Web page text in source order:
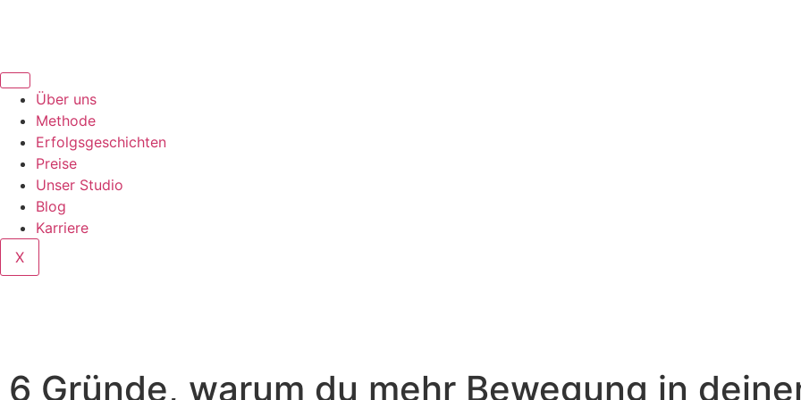
Über uns
Methode
Erfolgsgeschichten
Preise
Unser Studio
Blog
Karriere
X
6 Gründe, warum du mehr Bewegung in